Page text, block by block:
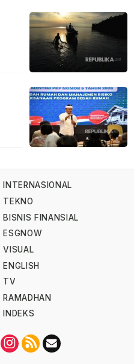
INTERNASIONAL
TEKNO
BISNIS FINANSIAL
ESGNOW
VISUAL
ENGLISH
TV
RAMADHAN
INDEKS